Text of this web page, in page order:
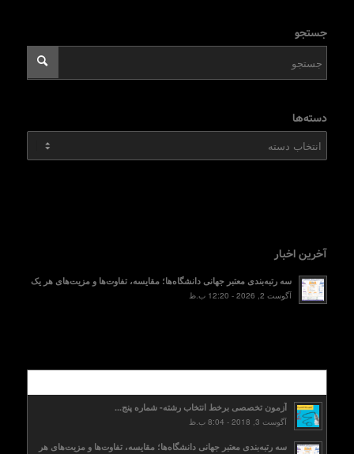
جستجو
دسته‌ها
آخرین اخبار
سه رتبه‌بندی معتبر جهانی دانشگاه‌ها؛ مقایسه، تفاوت‌ها و مزیت‌های هر یک
آگوست 2, 2026 - 12:20 ب.ظ
آزمون تخصصی برخط انتخاب رشته- شماره پنج...
آگوست 3, 2018 - 8:04 ب.ظ
سه رتبه‌بندی معتبر جهانی دانشگاه‌ها؛ مقایسه، تفاوت‌ها و مزیت‌های هر